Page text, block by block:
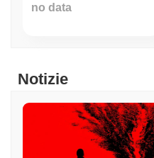
Qual è lo storico della
Come si sta
mercato crypto più
no data
Notizie